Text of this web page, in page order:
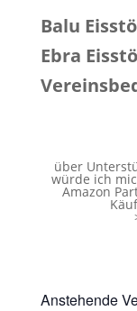
Balu
Ebra
über
würde ich
Amazon
Anstehende